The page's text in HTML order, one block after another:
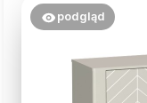
podgląd